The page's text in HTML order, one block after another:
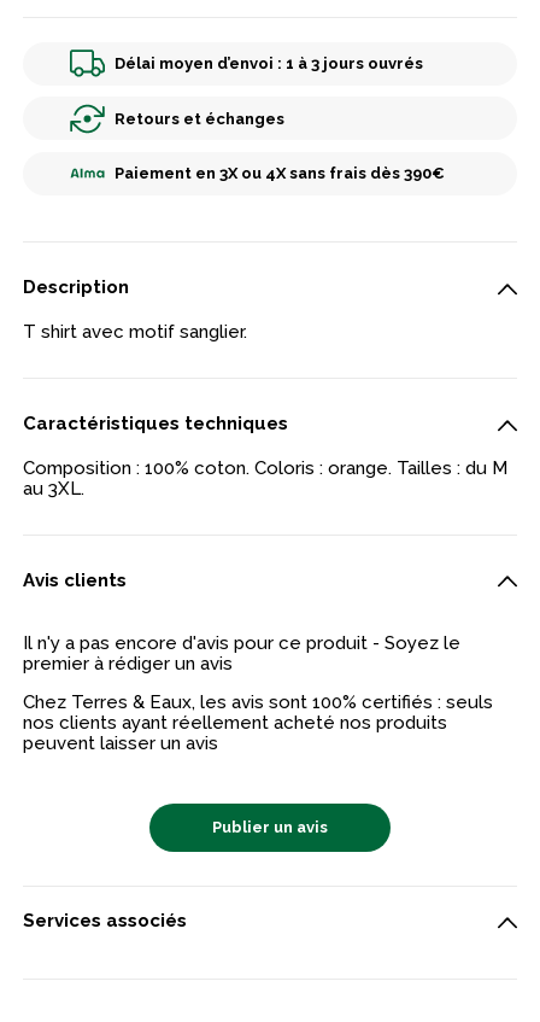
Délai moyen d’envoi : 1 à 3 jours ouvrés
Retours et échanges
Paiement en 3X ou 4X sans frais dès 390€
Description
T shirt avec motif sanglier.
Caractéristiques techniques
Composition : 100% coton. Coloris : orange. Tailles : du M
au 3XL.
Avis clients
Il n'y a pas encore d'avis pour ce produit - Soyez le
premier à rédiger un avis
Chez Terres & Eaux, les avis sont 100% certifiés : seuls
nos clients ayant réellement acheté nos produits
peuvent laisser un avis
Publier un avis
Services associés